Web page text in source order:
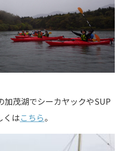
茂湖でシーカヤックやSUP
くはこちら。